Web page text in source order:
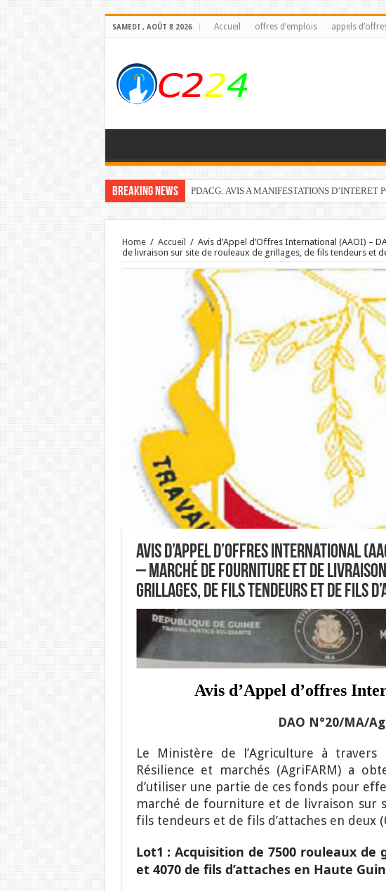
SAMEDI , AOÛT 8 2026 Accueil offres d’emplois appels
Breaking News PDACG: AVIS A MANIFESTATIONS
Home / Accueil / Avis d’Appel d’Offres International (AAOI) –
de livraison sur site de rouleaux de grillages, de fils tendeurs et
Avis d’Appel d’Offres International
– Marché de fourniture et de
grillages, de fils tendeurs et de fils
Avis d’Appel d’offres
DAO N°20/MA/
Le Ministère de l’Agriculture à travers
Résilience et marchés (AgriFARM) a
d’utiliser une partie de ces fonds pour
marché de fourniture et de livraison sur
fils tendeurs et de fils d’attaches en deux
Lot1 : Acquisition de 7500 rouleaux de
et 4070 de fils d’attaches en Haute